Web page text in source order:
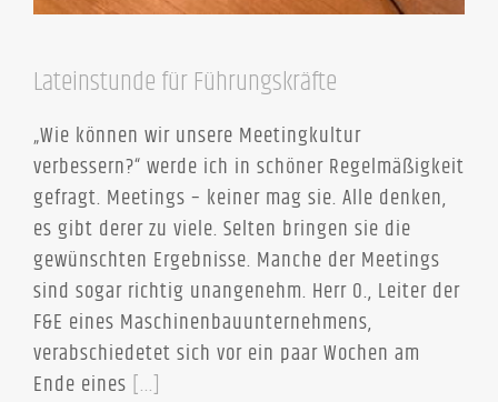
Lateinstunde für Führungskräfte
„Wie können wir unsere Meetingkultur
verbessern?“ werde ich in schöner Regelmäßigkeit
gefragt. Meetings – keiner mag sie. Alle denken,
es gibt derer zu viele. Selten bringen sie die
gewünschten Ergebnisse. Manche der Meetings
sind sogar richtig unangenehm. Herr O., Leiter der
F&E eines Maschinenbauunternehmens,
verabschiedetet sich vor ein paar Wochen am
Ende eines [...]